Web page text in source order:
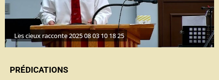
Les cieux racconte 2025 08 03 10 18 25
PRÉDICATIONS